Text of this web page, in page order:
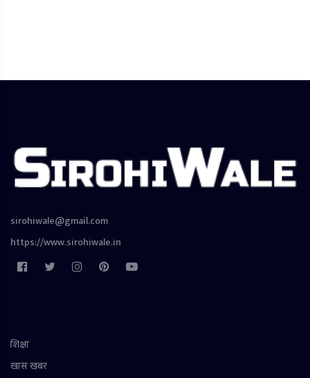
sirohiwale@gmail.com
https://www.sirohiwale.in
शिक्षा
खास खबर